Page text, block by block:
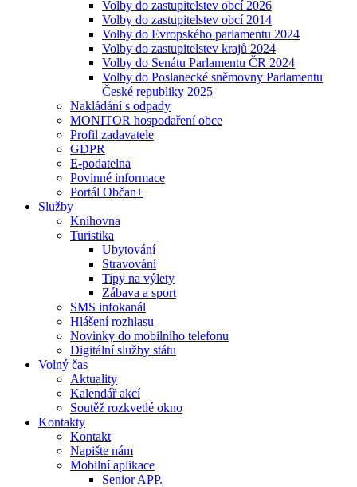
Volby do zastupitelstev obcí 2026
Volby do zastupitelstev obcí 2014
Volby do Evropského parlamentu 2024
Volby do zastupitelstev krajů 2024
Volby do Senátu Parlamentu ČR 2024
Volby do Poslanecké sněmovny Parlamentu
České republiky 2025
Nakládání s odpady
MONITOR hospodaření obce
Profil zadavatele
GDPR
E-podatelna
Povinné informace
Portál Občan+
Služby
Knihovna
Turistika
Ubytování
Stravování
Tipy na výlety
Zábava a sport
SMS infokanál
Hlášení rozhlasu
Novinky do mobilního telefonu
Digitální služby státu
Volný čas
Aktuality
Kalendář akcí
Soutěž rozkvetlé okno
Kontakty
Kontakt
Napište nám
Mobilní aplikace
Senior APP.